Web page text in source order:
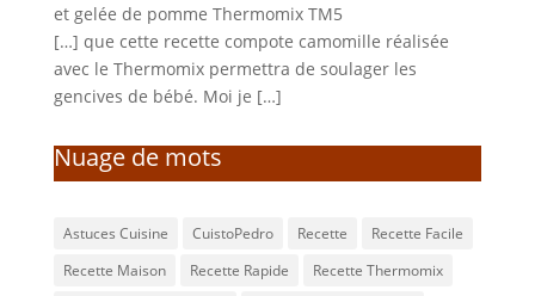
et gelée de pomme Thermomix TM5
[…] que cette recette compote camomille réalisée
avec le Thermomix permettra de soulager les
gencives de bébé. Moi je […]
Nuage de mots
Astuces Cuisine CuistoPedro Recette
Recette Facile
Recette Maison
Recette Rapide
Recette Thermomix